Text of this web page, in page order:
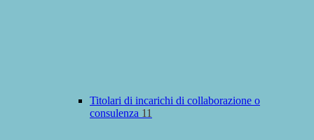
Titolari di incarichi di collaborazione o
consulenza 11